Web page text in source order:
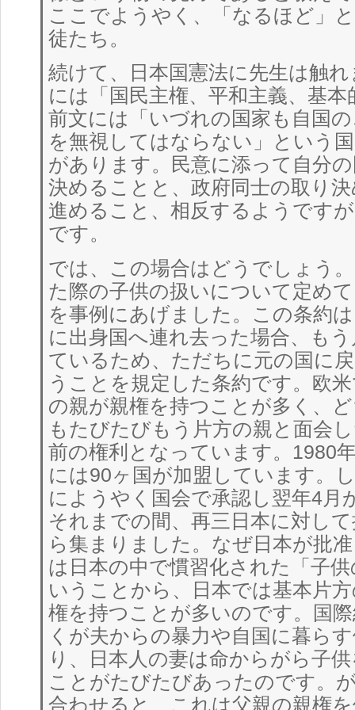
ここでようやく、「なるほど」
徒たち。
続けて、日本国憲法に先生は触
には「国民主権、平和主義、基
前文には「いづれの国家も自国
を無視してはならない」という
があります。民意に添って自分
決めることと、政府同士の取り
進めること、相反するようです
です。
では、この場合はどうでしょう
た際の子供の扱いについて定め
を事例にあげました。この条約
に出身国へ連れ去った場合、も
ているため、ただちに元の国に
うことを規定した条約です。欧
の親が親権を持つことが多く、
もたびたびもう片方の親と面会
前の権利となっています。1980
には90ヶ国が加盟しています。
にようやく国会で承認し翌年4月
それまでの間、再三日本に対し
ら集まりました。なぜ日本が批
は日本の中で慣習化された「子
いうことから、日本では基本片
権を持つことが多いのです。国
くが夫からの暴力や自国に暮ら
り、日本人の妻は命からがら子
ことがたびたびあったのです。
合わせると、これは父親の親権